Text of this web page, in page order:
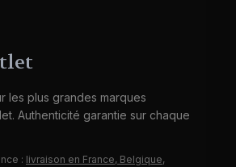
les plus grandes marques
Authenticité garantie sur chaque
: livraison en France, Belgique,